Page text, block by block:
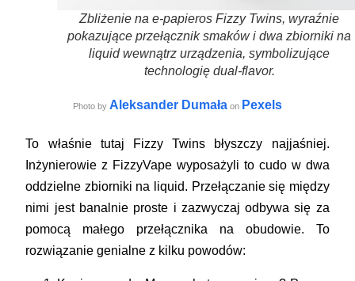
Zbliżenie na e-papieros Fizzy Twins, wyraźnie
pokazujące przełącznik smaków i dwa zbiorniki na
liquid wewnątrz urządzenia, symbolizujące
technologię dual-flavor.
Photo by Aleksander Dumała on Pexels
To właśnie tutaj Fizzy Twins błyszczy najjaśniej.
Inżynierowie z FizzyVape wyposażyli to cudo w dwa
oddzielne zbiorniki na liquid. Przełączanie się między
nimi jest banalnie proste i zazwyczaj odbywa się za
pomocą małego przełącznika na obudowie. To
rozwiązanie genialne z kilku powodów: